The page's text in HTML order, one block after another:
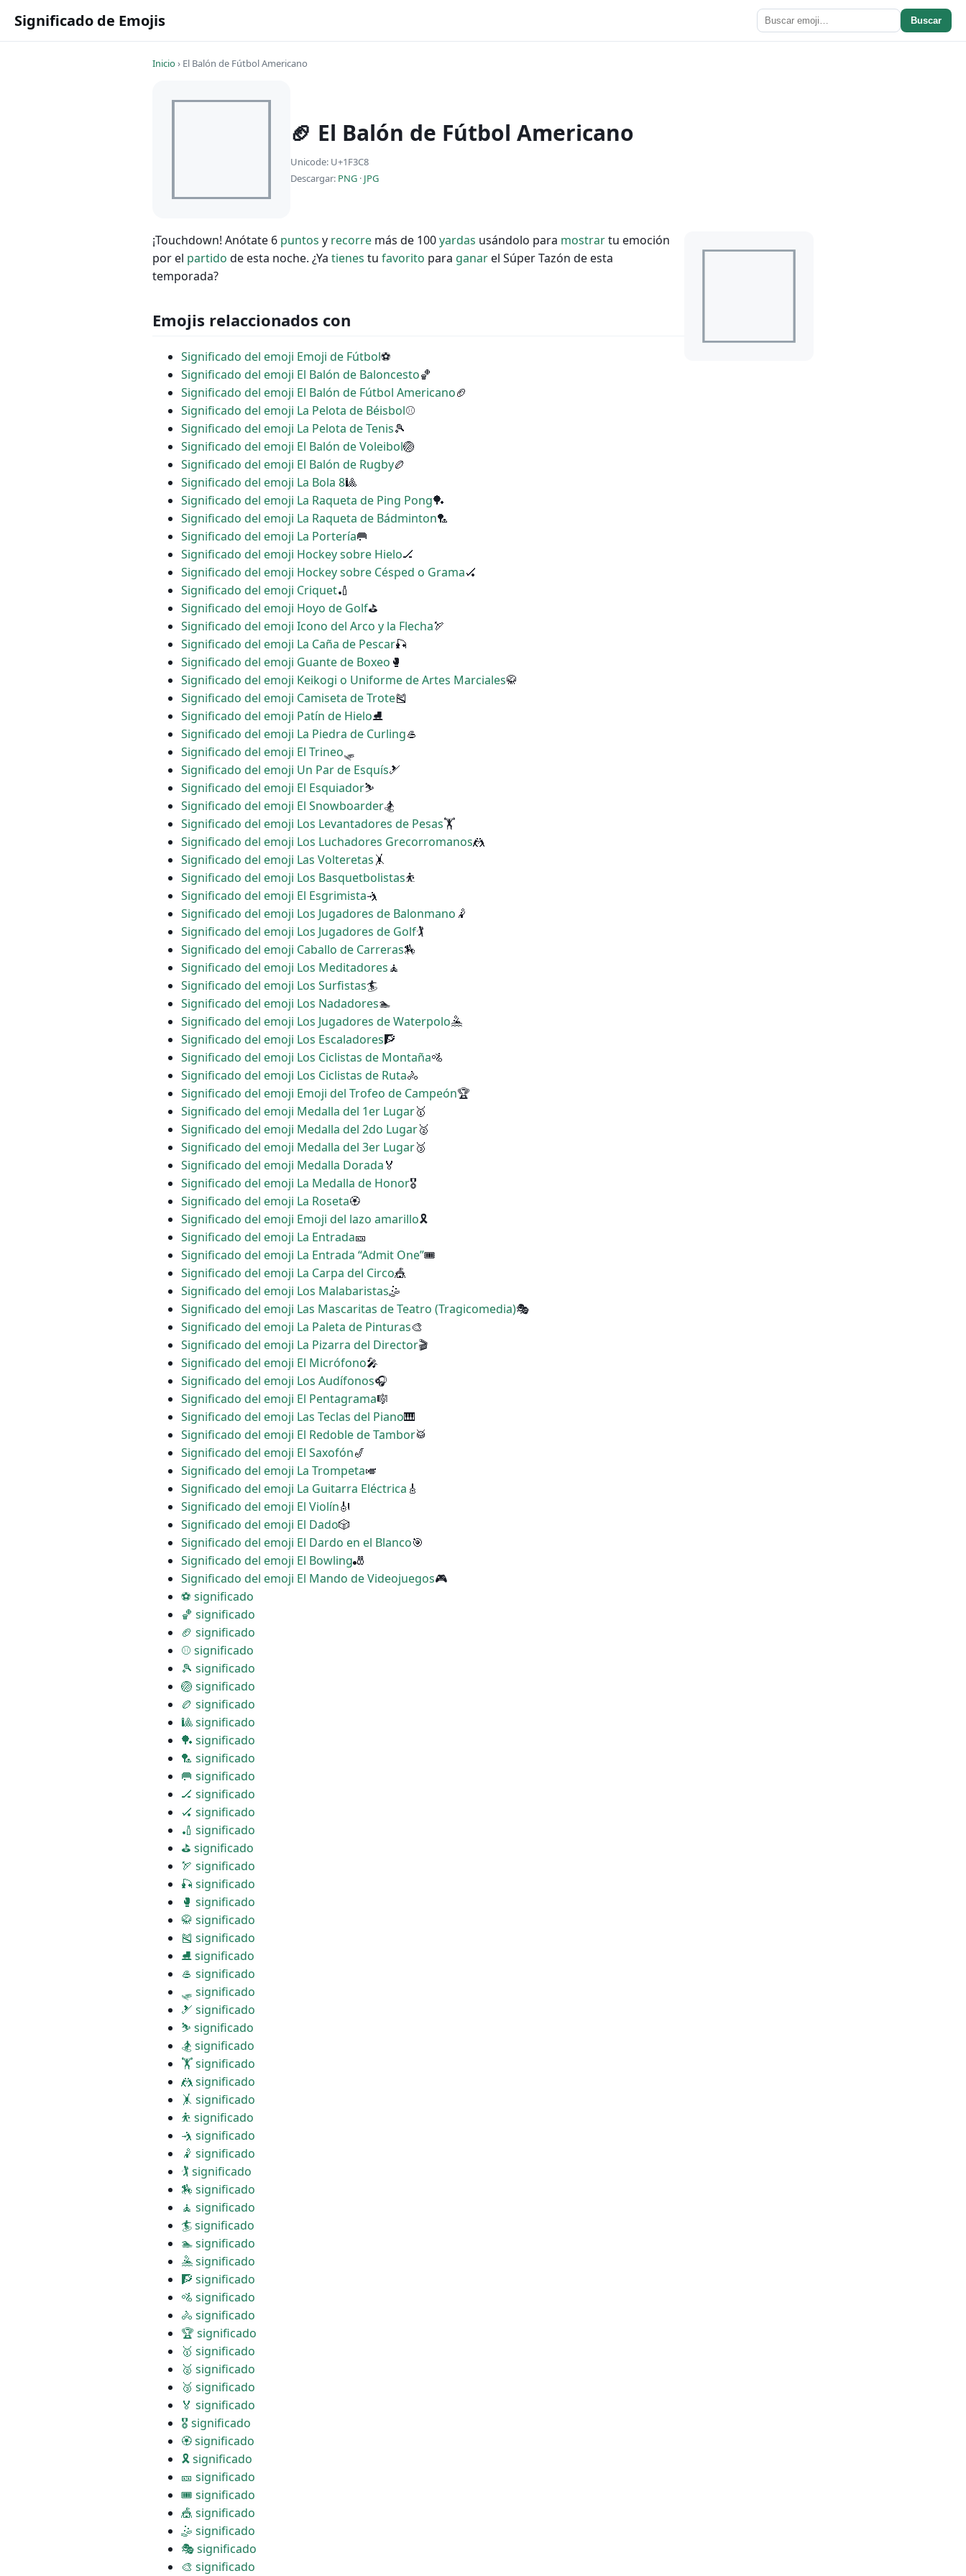
Significado de Emojis Buscar
Inicio› El Balón de Fútbol Americano
🏈 El Balón de Fútbol Americano
Unicode: U+1F3C8
Descargar: PNG · JPG
¡Touchdown! Anótate 6 puntos y recorre más de 100yardas usándolo para mostrartu emoción
por el partido de esta noche. ¿Ya tienes tu favorito para ganarel Súper Tazón de esta
temporada?
Emojis relaccionados con
Significado del emoji Emoji de Fútbol⚽
Significado del emoji El Balón de Baloncesto🏀
Significado del emoji El Balón de Fútbol Americano🏈
Significado del emoji La Pelota de Béisbol⚾
Significado del emoji La Pelota de Tenis🎾
Significado del emoji El Balón de Voleibol🏐
Significado del emoji El Balón de Rugby🏉
Significado del emoji La Bola 8🎱
Significado del emoji La Raqueta de Ping Pong🏓
Significado del emoji La Raqueta de Bádminton🏸
Significado del emoji La Portería🥅
Significado del emoji Hockey sobre Hielo🏒
Significado del emoji Hockey sobre Césped o Grama🏑
Significado del emoji Criquet🏏
Significado del emoji Hoyo de Golf⛳
Significado del emoji Icono del Arco y la Flecha🏹
Significado del emoji La Caña de Pescar🎣
Significado del emoji Guante de Boxeo 🥊
Significado del emoji Keikogi o Uniforme de Artes Marciales🥋
Significado del emoji Camiseta de Trote🎽
Significado del emoji Patín de Hielo⛸
Significado del emoji La Piedra de Curling🥌
Significado del emoji El Trineo🛷
Significado del emoji Un Par de Esquís🎿
Significado del emoji El Esquiador⛷
Significado del emoji El Snowboarder🏂
Significado del emoji Los Levantadores de Pesas🏋
Significado del emoji Los Luchadores Grecorromanos🤼
Significado del emoji Las Volteretas🤸
Significado del emoji Los Basquetbolistas⛹
Significado del emoji El Esgrimista🤺
Significado del emoji Los Jugadores de Balonmano 🤾
Significado del emoji Los Jugadores de Golf🏌
Significado del emoji Caballo de Carreras🏇
Significado del emoji Los Meditadores🧘
Significado del emoji Los Surfistas🏄
Significado del emoji Los Nadadores🏊
Significado del emoji Los Jugadores de Waterpolo🤽
Significado del emoji Los Escaladores🧗
Significado del emoji Los Ciclistas de Montaña🚵
Significado del emoji Los Ciclistas de Ruta🚴
Significado del emoji Emoji del Trofeo de Campeón🏆
Significado del emoji Medalla del 1er Lugar🥇
Significado del emoji Medalla del 2do Lugar🥈
Significado del emoji Medalla del 3er Lugar🥉
Significado del emoji Medalla Dorada🏅
Significado del emoji La Medalla de Honor🎖
Significado del emoji La Roseta🏵
Significado del emoji Emoji del lazo amarillo🎗
Significado del emoji La Entrada🎫
Significado del emoji La Entrada “Admit One”🎟
Significado del emoji La Carpa del Circo🎪
Significado del emoji Los Malabaristas🤹
Significado del emoji Las Mascaritas de Teatro (Tragicomedia)🎭
Significado del emoji La Paleta de Pinturas🎨
Significado del emoji La Pizarra del Director🎬
Significado del emoji El Micrófono🎤
Significado del emoji Los Audífonos🎧
Significado del emoji El Pentagrama🎼
Significado del emoji Las Teclas del Piano🎹
Significado del emoji El Redoble de Tambor🥁
Significado del emoji El Saxofón🎷
Significado del emoji La Trompeta🎺
Significado del emoji La Guitarra Eléctrica 🎸
Significado del emoji El Violín🎻
Significado del emoji El Dado🎲
Significado del emoji El Dardo en el Blanco🎯
Significado del emoji El Bowling🎳
Significado del emoji El Mando de Videojuegos🎮
⚽ significado
🏀 significado
🏈 significado
⚾ significado
🎾 significado
🏐 significado
🏉 significado
🎱 significado
🏓 significado
🏸 significado
🥅 significado
🏒 significado
🏑 significado
🏏 significado
⛳ significado
🏹 significado
🎣 significado
🥊 significado
🥋 significado
🎽 significado
⛸ significado
🥌 significado
🛷 significado
🎿 significado
⛷ significado
🏂 significado
🏋 significado
🤼 significado
🤸 significado
⛹ significado
🤺 significado
🤾 significado
🏌 significado
🏇 significado
🧘 significado
🏄 significado
🏊 significado
🤽 significado
🧗 significado
🚵 significado
🚴 significado
🏆 significado
🥇 significado
🥈 significado
🥉 significado
🏅 significado
🎖 significado
🏵 significado
🎗 significado
🎫 significado
🎟 significado
🎪 significado
🤹 significado
🎭 significado
🎨 significado